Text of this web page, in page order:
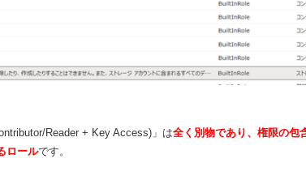
Reader + Key Access)」は全く別物であり、権限の包
ロールです。